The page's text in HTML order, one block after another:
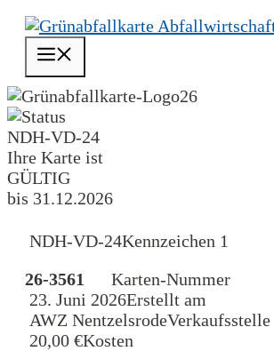
Zum
Inhalt
springen
26
NDH-VD-24
Ihre Karte ist
GÜLTIG
bis 31.12.2026
NDH-VD-24Kennzeichen 1
26-3561
Karten-Nummer
23. Juni 2026Erstellt am
AWZ NentzelsrodeVerkaufsstelle
20,00 €Kosten